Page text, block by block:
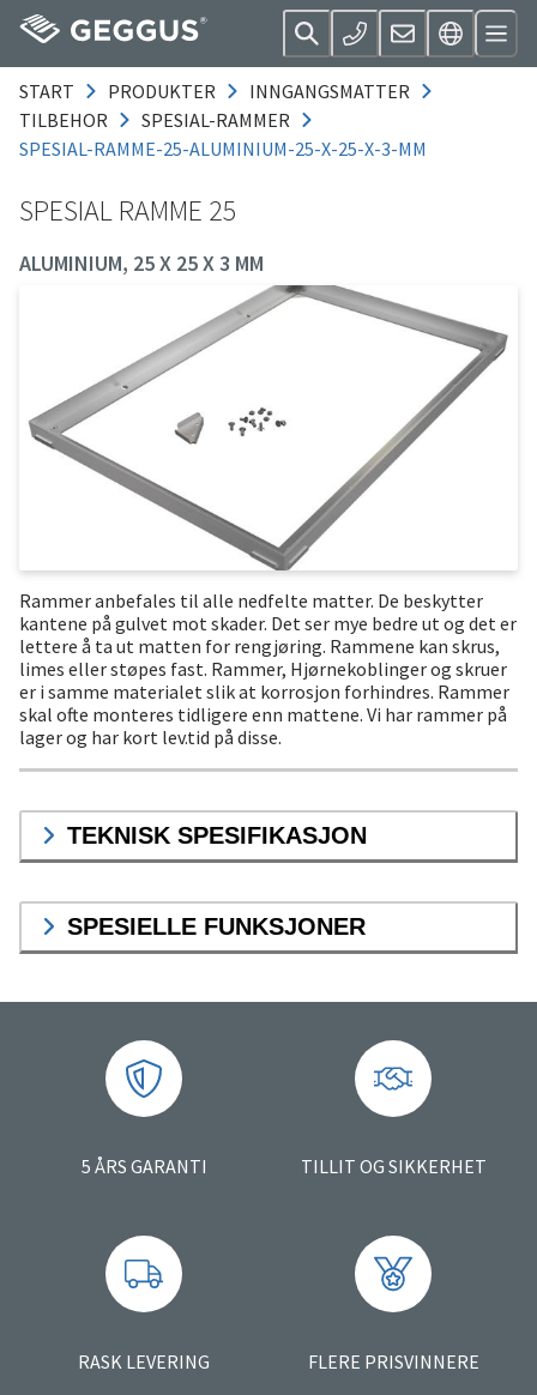
START PRODUKTER
INNGANGSMATTER
TILBEHOR
SPESIAL-RAMMER
SPESIAL-RAMME-25-ALUMINIUM-25-X-25-X-3-MM
SPESIAL RAMME 25
ALUMINIUM, 25 X 25 X 3 MM
Rammer anbefales til alle nedfelte matter. De beskytter
kantene på gulvet mot skader. Det ser mye bedre ut og det er
lettere å ta ut matten for rengjøring. Rammene kan skrus,
limes eller støpes fast. Rammer, Hjørnekoblinger og skruer
er i samme materialet slik at korrosjon forhindres. Rammer
skal ofte monteres tidligere enn mattene. Vi har rammer på
lager og har kort lev.tid på disse.
TEKNISK SPESIFIKASJON
SPESIELLE FUNKSJONER
5 ÅRS GARANTI TILLIT OG SIKKERHET
RASK LEVERING FLERE PRISVINNERE